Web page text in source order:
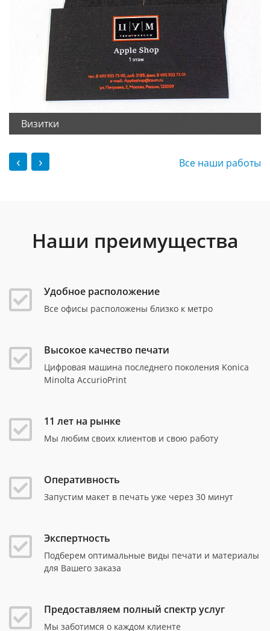
Визитки
‹ › Все наши работы
Наши преимущества
Удобное расположение
Все офисы расположены близко к метро
Высокое качество печати
Цифровая машина последнего поколения Konica
Minolta AccurioPrint
11 лет на рынке
Мы любим своих клиентов и свою работу
Оперативность
Запустим макет в печать уже через 30 минут
Экспертность
Подберем оптимальные виды печати и материалы
для Вашего заказа
Предоставляем полный спектр услуг
Мы заботимся о каждом клиенте